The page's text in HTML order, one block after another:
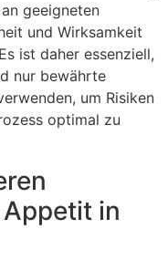
geeigneten
und Wirksamkeit
ist daher essenziell,
nur bewährte
um Risiken
optimal zu
in